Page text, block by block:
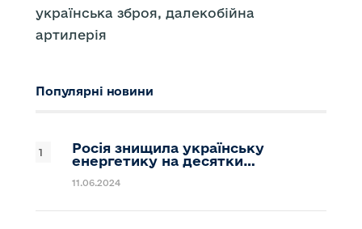
українська зброя, далекобійна
артилерія
Популярні новини
Росія знищила українську
енергетику на десятки…
11.06.2024